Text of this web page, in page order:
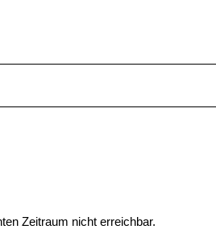
Zeitraum nicht erreichbar.